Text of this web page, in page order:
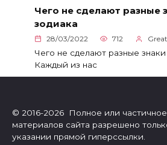
Чего не сделают разные
зодиака
28/03/2022 712
Чего не сделают разные знаки
Каждый из нас
© 2016-2026 Полное или
материалов сайта разрешено
указании прямой гиперссылки.